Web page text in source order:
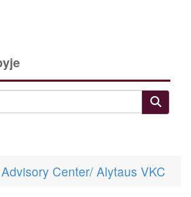
Center/ Alytaus VKC